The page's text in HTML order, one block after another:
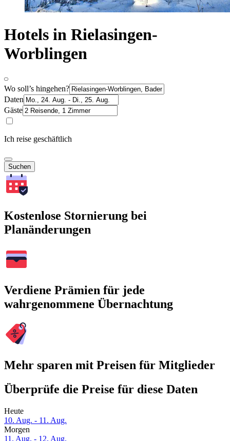
Hotels in Rielasingen-
Worblingen
Wo soll’s hingehen?
Daten
Gäste
Ich reise geschäftlich
Suchen
Kostenlose Stornierung bei
Planänderungen
Verdiene Prämien für jede
wahrgenommene Übernachtung
Mehr sparen mit Preisen für Mitglieder
Überprüfe die Preise für diese Daten
Heute
10. Aug. - 11. Aug.
Morgen
11. Aug. - 12. Aug.